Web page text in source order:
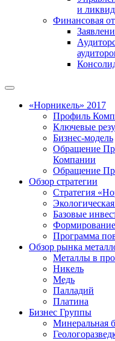
и
Финансовая
«Норникель» 2017
Профиль
Ключевые
Бизнес-модель
Обращение
Компании
Обращение
Обзор стратегии
Стратегия
Базовые
Формирование
Программа
Обзор рынка
Металлы в
Никель
Медь
Палладий
Платина
Бизнес Группы
Минеральная